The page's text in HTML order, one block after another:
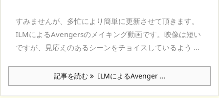
すみませんが、多忙により簡単に更新させて頂きます。
ILMによるAvengersのメイキング動画です。映像は短い
ですが、見応えのあるシーンをチョイスしているよう ...
記事を読む ILMによるAvenger ...